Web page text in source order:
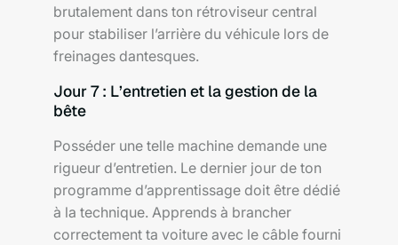
brutalement dans ton rétroviseur central
pour stabiliser l’arrière du véhicule lors de
freinages dantesques.
Jour 7 : L’entretien et la gestion de la
bête
Posséder une telle machine demande une
rigueur d’entretien. Le dernier jour de ton
programme d’apprentissage doit être dédié
à la technique. Apprends à brancher
correctement ta voiture avec le câble fourni